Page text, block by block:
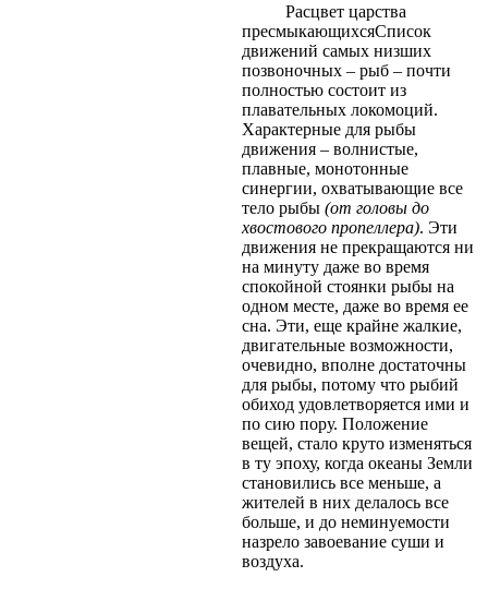
Расцвет царства
пресмыкающихсяСписок
движений самых низших
позвоночных – рыб – почти
полностью состоит из
плавательных локомоций.
Характерные для рыбы
движения – волнистые,
плавные, монотонные
синергии, охватывающие все
тело рыбы (от головы до
хвостового пропеллера). Эти
движения не прекращаются ни
на минуту даже во время
спокойной стоянки рыбы на
одном месте, даже во время ее
сна. Эти, еще крайне жалкие,
двигательные возможности,
очевидно, вполне достаточны
для рыбы, потому что рыбий
обиход удовлетворяется ими и
по сию пору. Положение
вещей, стало круто изменяться
в ту эпоху, когда океаны Земли
становились все меньше, а
жителей в них делалось все
больше, и до неминуемости
назрело завоевание суши и
воздуха.